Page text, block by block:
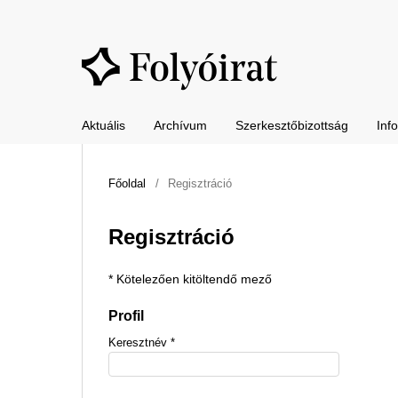
Aktuális Archívum Szerkesztőbizottság
Főoldal / Regisztráció
Regisztráció
* Kötelezően kitöltendő mező
Profil
Keresztnév *